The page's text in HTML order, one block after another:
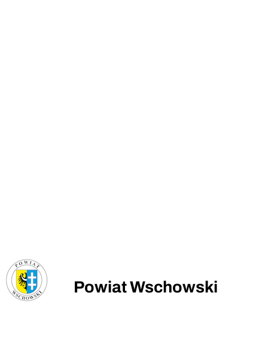
Powiat Wschowski